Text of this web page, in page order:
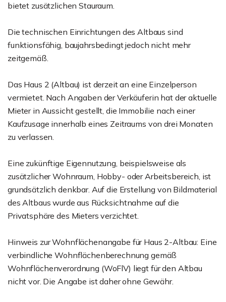
bietet zusätzlichen Stauraum.
Die technischen Einrichtungen des Altbaus sind
funktionsfähig, baujahrsbedingt jedoch nicht mehr
zeitgemäß.
Das Haus 2 (Altbau) ist derzeit an eine Einzelperson
vermietet. Nach Angaben der Verkäuferin hat der aktuelle
Mieter in Aussicht gestellt, die Immobilie nach einer
Kaufzusage innerhalb eines Zeitraums von drei Monaten
zu verlassen.
Eine zukünftige Eigennutzung, beispielsweise als
zusätzlicher Wohnraum, Hobby- oder Arbeitsbereich, ist
grundsätzlich denkbar. Auf die Erstellung von Bildmaterial
des Altbaus wurde aus Rücksichtnahme auf die
Privatsphäre des Mieters verzichtet.
Hinweis zur Wohnflächenangabe für Haus 2-Altbau: Eine
verbindliche Wohnflächenberechnung gemäß
Wohnflächenverordnung (WoFlV) liegt für den Altbau
nicht vor. Die Angabe ist daher ohne Gewähr.